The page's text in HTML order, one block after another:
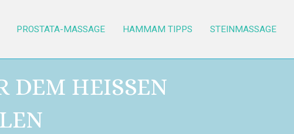
PROSTATA-MASSAGE HAMMAM TIPPS STEINMASSAGE
HEISSEN W